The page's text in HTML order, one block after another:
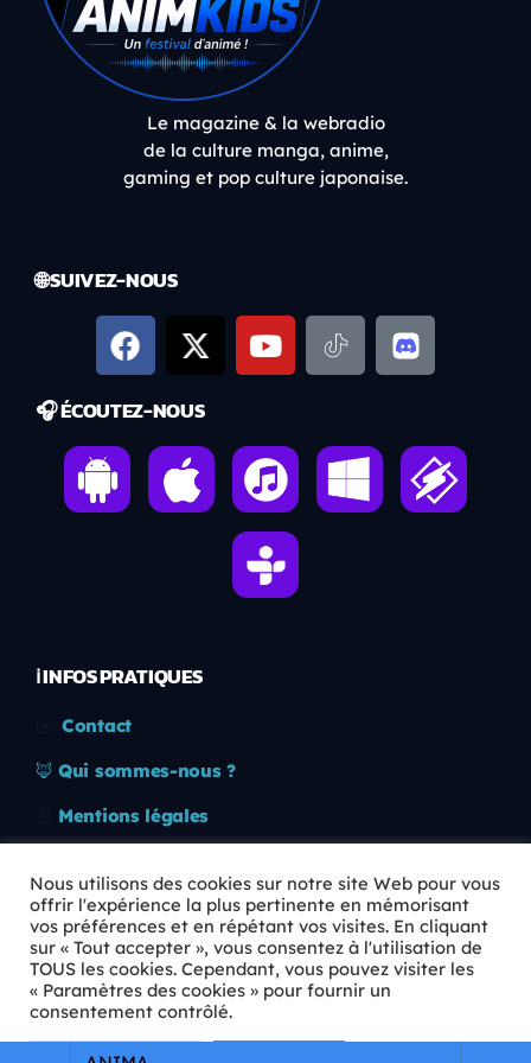
Le magazine & la webradio
de la culture manga, anime,
gaming et pop culture japonaise.
🌐 SUIVEZ-NOUS
🎧 ÉCOUTEZ-NOUS
ℹ️ INFOS PRATIQUES
Contact
🦊 Qui sommes-nous ?
Mentions légales
🛡️ RGPD
Copyright © 2026 Animkids. Tous droits réservés.
Nous utilisons des cookies sur notre site Web pour vous
offrir l'expérience la plus pertinente en mémorisant
vos préférences et en répétant vos visites. En cliquant
sur « Tout accepter », vous consentez à l'utilisation de
TOUS les cookies. Cependant, vous pouvez visiter les
« Paramètres des cookies » pour fournir un
consentement contrôlé.
Paramètres Cookie